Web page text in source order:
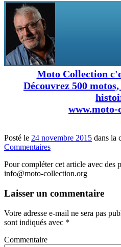
Moto Collection
Découvrez 500
Posté le 24 novembre 2015 dans la
Commentaires
Pour compléter cet article avec des
info@moto-collection.org
Laisser un commentaire
Votre adresse e-mail ne sera pas
sont indiqués avec *
Commentaire